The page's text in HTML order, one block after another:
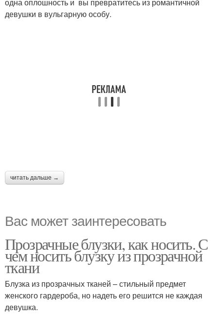
девушки в вульгарную особу.
читать дальше →
Вас может заинтересовать
Прозрачные блузки, как носить. С
чем носить блузку из прозрачной
ткани
Блузка из прозрачных тканей – стильный предмет
женского гардероба, но надеть его решится не каждая
девушка.